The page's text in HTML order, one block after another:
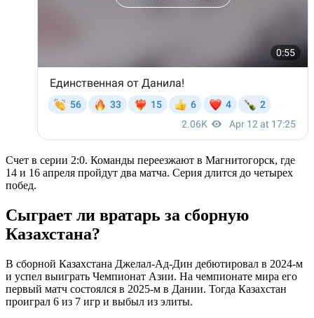
Счет в серии 2:0. Команды переезжают в Магнитогорск, где
14 и 16 апреля пройдут два матча. Серия длится до четырех
побед.
Сыграет ли вратарь за сборную
Казахстана?
В сборной Казахстана Джелал-Ад-Дин дебютировал в 2024-м
и успел выиграть Чемпионат Азии. На чемпионате мира его
первый матч состоялся в 2025-м в Дании. Тогда Казахстан
проиграл 6 из 7 игр и выбыл из элиты.